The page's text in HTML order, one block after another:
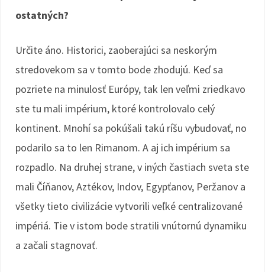
ostatných?
Určite áno. Historici, zaoberajúci sa neskorým
stredovekom sa v tomto bode zhodujú. Keď sa
pozriete na minulosť Európy, tak len veľmi zriedkavo
ste tu mali impérium, ktoré kontrolovalo celý
kontinent. Mnohí sa pokúšali takú ríšu vybudovať, no
podarilo sa to len Rimanom. A aj ich impérium sa
rozpadlo. Na druhej strane, v iných častiach sveta ste
mali Číňanov, Aztékov, Indov, Egypťanov, Peržanov a
všetky tieto civilizácie vytvorili veľké centralizované
impériá. Tie v istom bode stratili vnútornú dynamiku
a začali stagnovať.